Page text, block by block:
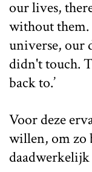
our lives,
without
universe, our
didn't touch.
back to.’
Voor deze
willen, om zo